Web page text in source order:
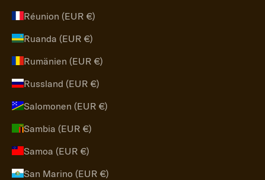
Réunion (EUR €)
Ruanda (EUR €)
Rumänien (EUR €)
Russland (EUR €)
Salomonen (EUR €)
Sambia (EUR €)
Samoa (EUR €)
San Marino (EUR €)